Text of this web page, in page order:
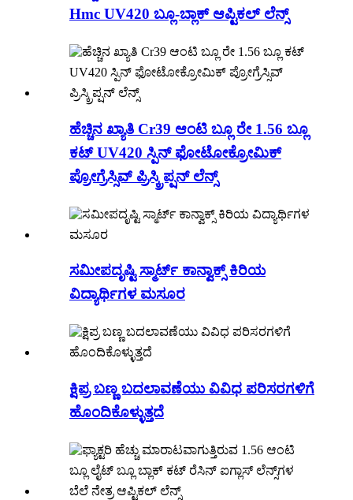
Hmc UV420 ಬ್ಲೂ-ಬ್ಲಾಕ್ ಆಪ್ಟಿಕಲ್ ಲೆನ್ಸ್
ಹೆಚ್ಚಿನ ಖ್ಯಾತಿ Cr39 ಆಂಟಿ ಬ್ಲೂ ರೇ 1.56 ಬ್ಲೂ
ಕಟ್ UV420 ಸ್ಪಿನ್ ಫೋಟೋಕ್ರೋಮಿಕ್
ಪ್ರೋಗ್ರೆಸ್ಸಿವ್ ಪ್ರಿಸ್ಕ್ರಿಪ್ಷನ್ ಲೆನ್ಸ್
ಸಮೀಪದೃಷ್ಟಿ ಸ್ಮಾರ್ಟ್ ಕಾನ್ವಾಕ್ಸ್ ಕಿರಿಯ
ವಿದ್ಯಾರ್ಥಿಗಳ ಮಸೂರ
ಕ್ಷಿಪ್ರ ಬಣ್ಣ ಬದಲಾವಣೆಯು ವಿವಿಧ ಪರಿಸರಗಳಿಗೆ
ಹೊಂದಿಕೊಳ್ಳುತ್ತದೆ